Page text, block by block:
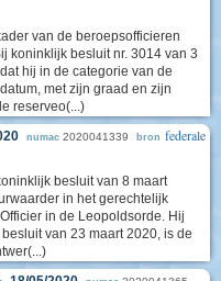
van de beroepsofficieren
koninklijk besluit nr. 3014 van 3
hij in de categorie van de
met zijn graad en zijn
reserveo(...)
numac 2020041339 bron federale
besluit van 8 maart
in het gerechtelijk
in de Leopoldsorde. Hij
van 23 maart 2020, is de